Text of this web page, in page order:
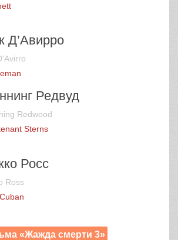
Д’Авирро
Редвуд
Redwood
Sterns
Росс
Ross
«Жажда смерти 3»